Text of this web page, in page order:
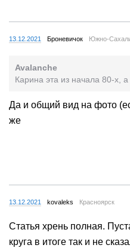
13.12.2021 Броневичок Южно-
Avalanche
Карина эта из начала 80-х,
Да и общий вид на фото
же
13.12.2021 kovaleks Красноярск
Статья хрень полная.
круга в итоге так и не